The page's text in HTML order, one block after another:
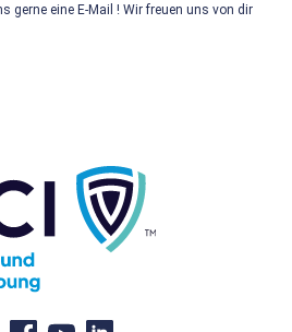
gerne eine E-Mail ! Wir freuen uns von dir